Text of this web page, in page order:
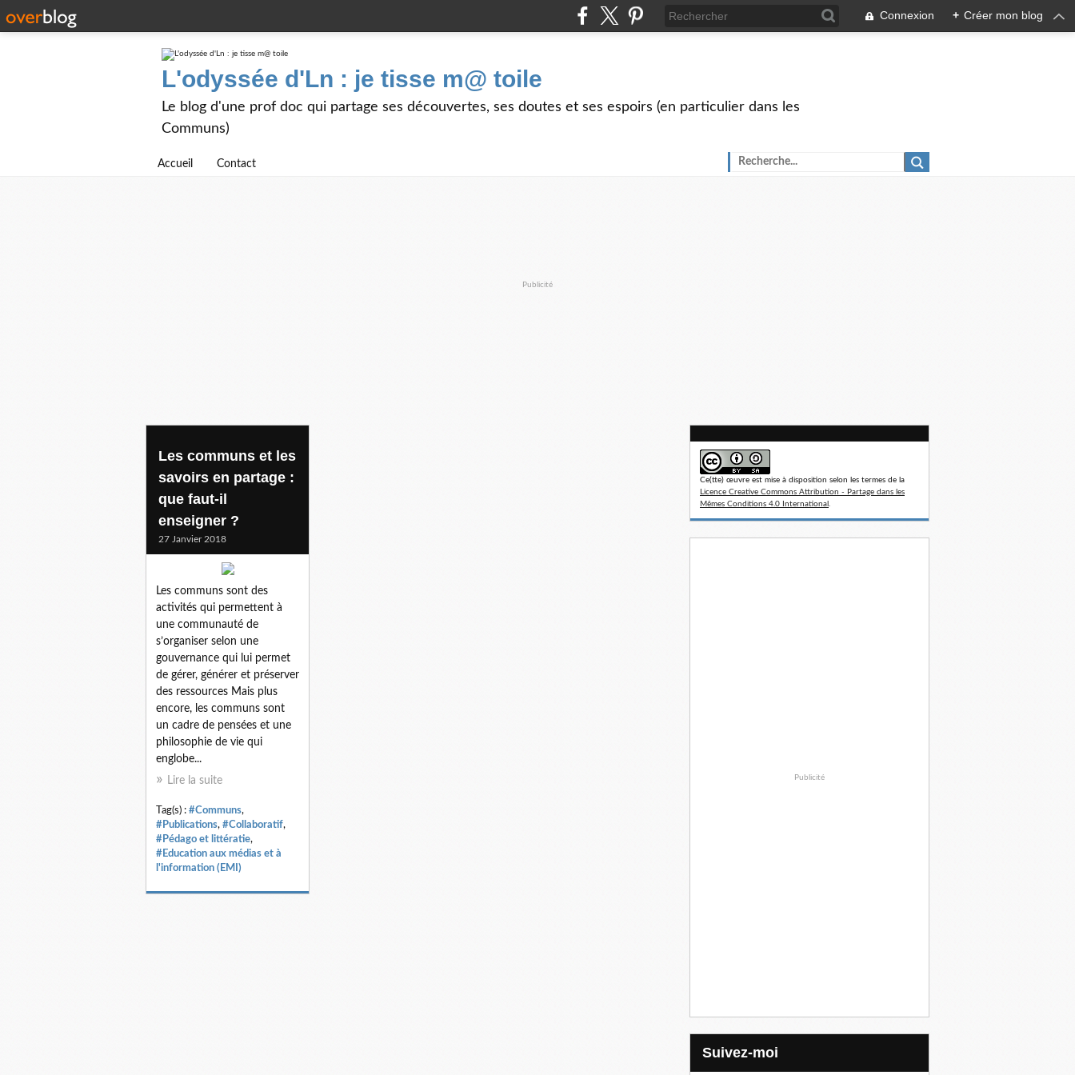
Connexion + Créer mon blog
L'odyssée d'Ln : je tisse m@ toile
Le blog d'une prof doc qui partage ses découvertes, ses doutes et ses espoirs (en particulier dans les
Communs)
Accueil Contact
Publicité
Les communs et les
savoirs en partage :
que faut-il
enseigner ?
27 Janvier 2018
Les communs sont des
activités qui permettent à
une communauté de
s’organiser selon une
gouvernance qui lui permet
de gérer, générer et préserver
des ressources Mais plus
encore, les communs sont
un cadre de pensées et une
philosophie de vie qui
englobe...
Lire la suite
Tag(s) : #Communs,
#Publications, #Collaboratif,
#Pédago et littératie,
#Education aux médias et à
l'information (EMI)
Ce(tte) œuvre est mise à disposition selon les termes de la
Licence Creative Commons Attribution - Partage dans les
Mêmes Conditions 4.0 International .
Publicité
Suivez-moi